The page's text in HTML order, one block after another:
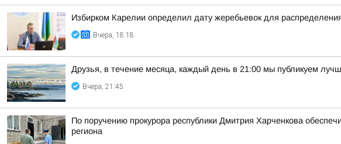
Избирком Карелии определил дату жеребьевок для
Вчера, 18:18
Друзья, в течение месяца, каждый день в 21:00 мы публикуем
Вчера, 21:45
По поручению прокурора республики Дмитрия Харченкова
региона